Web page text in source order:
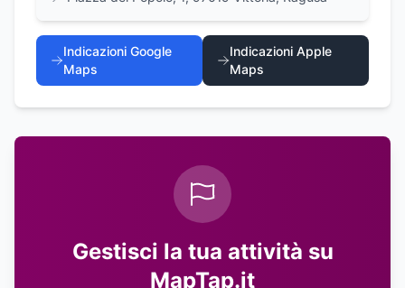
Indicazioni Google
Maps
Indicazioni Apple
Maps
Gestisci la tua attività su
MapTap.it